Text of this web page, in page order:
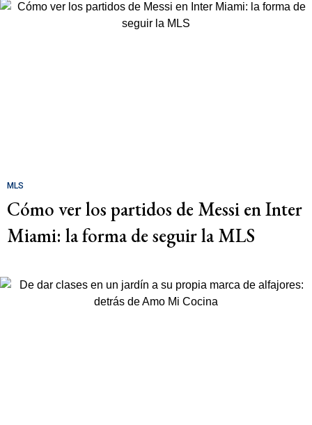
MLS
Cómo ver los partidos de Messi en Inter
Miami: la forma de seguir la MLS